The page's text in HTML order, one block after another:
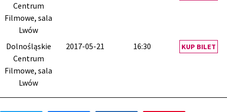
Centrum
Filmowe, sala
Lwów
Dolnośląskie
Centrum
Filmowe, sala
Lwów
2017-05-21 16:30 KUP BILET